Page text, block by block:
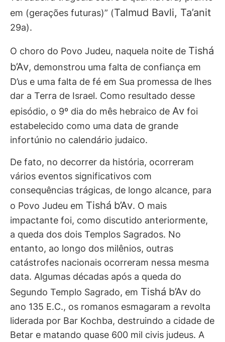
em (gerações futuras)” (Talmud Bavli, Ta’anit
29a).
O choro do Povo Judeu, naquela noite de Tishá
b’Av, demonstrou uma falta de confiança em
D’us e uma falta de fé em Sua promessa de lhes
dar a Terra de Israel. Como resultado desse
episódio, o 9º dia do mês hebraico de Av foi
estabelecido como uma data de grande
infortúnio no calendário judaico.
De fato, no decorrer da história, ocorreram
vários eventos significativos com
consequências trágicas, de longo alcance, para
o Povo Judeu em Tishá b’Av. O mais
impactante foi, como discutido anteriormente,
a queda dos dois Templos Sagrados. No
entanto, ao longo dos milênios, outras
catástrofes nacionais ocorreram nessa mesma
data. Algumas décadas após a queda do
Segundo Templo Sagrado, em Tishá b’Av do
ano 135 E.C., os romanos esmagaram a revolta
liderada por Bar Kochba, destruindo a cidade de
Betar e matando quase 600 mil civis judeus. A